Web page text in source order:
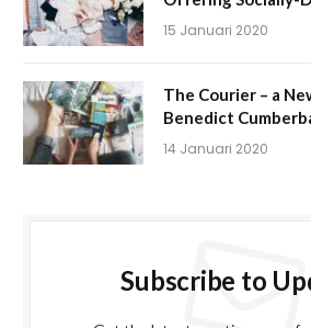
15 Januari 2020
The Courier – a
Benedict
14 Januari 2020
Subscribe to